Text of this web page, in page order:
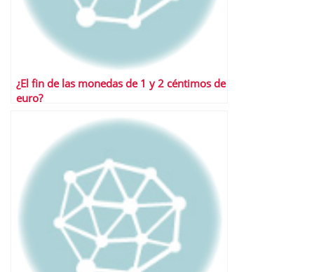
¿El fin de las monedas de 1 y 2 céntimos de
euro?